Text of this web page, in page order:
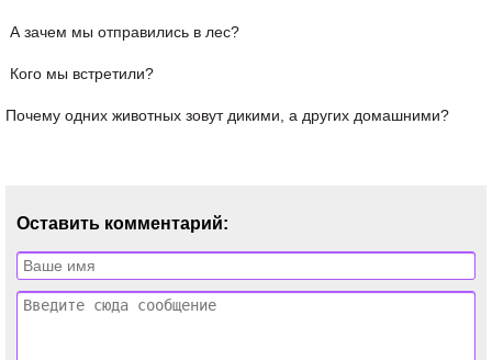
А зачем мы отправились в лес?
Кого мы встретили?
Почему одних животных зовут дикими, а других домашними?
Оставить комментарий: